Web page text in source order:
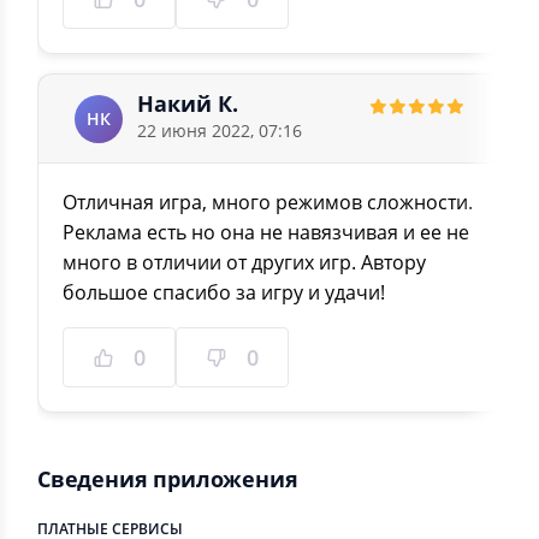
⭑ Удаление чисел повторным нажатием на
цифру (либо нажатием кнопки стереть)
⭑ Анимированный поиск цифр - способствует
погружению в игровой процесс судоку
⭑ Неограниченное количество отмен и повторов
действий – избавит Вас от страха ошибиться
⭑ Показ возможных цифр - пригодится как для
новичков, так и для асов игры на экстремальном
уровне сложности
⭑ Очаровательные визуальные эффекты
заполнения цифр, убедитесь сами
⭑ Подсветка текущей ячейки, строки, столбца и
группы – не даст потеряться на игровом поле
горизонтальной и вертикальной ориентации!
НК
Накий К.
22 июня 2022, 07:16
Отличная игра, много режимов сложности.
Реклама есть но она не навязчивая и ее не
много в отличии от других игр. Автору
большое спасибо за игру и удачи!
0 0
Сведения приложения
ПЛАТНЫЕ СЕРВИСЫ